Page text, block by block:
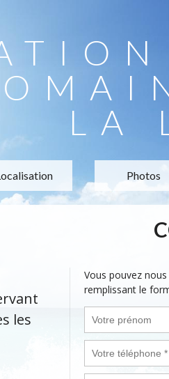
LA
Photos
les
Vous pouvez
remplissant le